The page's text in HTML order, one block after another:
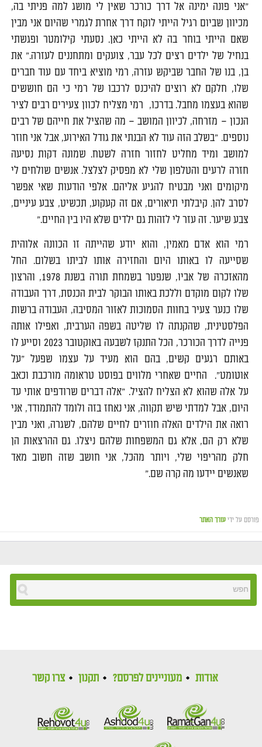
"אני פונה ימינה אל דרך כורכר שאין לי מושג למה פניתי בה,
מכיוון שביום רגיל הייתי לוקח דרך אחרת לגמרי שהיום אני מבין
שאם הייתי בוחר בה לא הייתי כאן. נסעתי קילומטר ופגשתי
בנחיל של ילדים רצים לכל עבר, צועקים ומתחננים לעזרה." את
בן, בנו של החבר שביקש עזרה, רמי מוציא ביחד עם עוד חברים
שלו, חלקם לא רוצים להיכנס לרכבו של רמי כי הם חוששים
שהוא בעצמו מחבל. בדרכו, רמי מצליח לכוון צעירים רבים לציר
הנכון – מזרחה, לכיוון המושב – מה שהציל את חייהם של רבים
נוספים. "בשלב הזה עוד לא הבנתי את גודל האירוע, אבל אני חוזר
למושב ומיד מחליט לחזור חזרה לשטח. שמונה דקות נסיעה
חזרה לרעים והטלפון שלי לא מפסיק לצלצל. אנשים שולחים לי
מיקומים ואני מבטיח להגיע אליהם. אלפי הודעות שאי אפשר
לסרב להן. קיבלתי תיאורים, אם זה קעקוע, תכשיט, צבע עיניים,
צבע שיער. זה עזר לי לזהות גם ילדים שלא היו בין החיים."
רמי הוא אדם מאמין, והוא יודע שהייתה זו הכוונה אלוהית
שסייעה לו באותו היום והחזירה אותו לביתו בשלום. החל
מהאזכרה של אביו, שנפטר בשמחת תורה בשנת 1978, והרצון
שלו לקום מוקדם וללכת באותו הבוקר לבית הכנסת, דרך העבודה
שלו כנער צעיר בחוות הסמוכות לאזור המסיבה, העבודה ברשות
הפלסטינית, שהקנתה לו שליטה בשפה הערבית, ואפילו אותה
פנייה לדרך הכורכר, הכל התנקז לשבעה באוקטובר 2023 וסייע לו
באותם רגעים קשים, בהם הוא מעיד על עצמו שפעל "על
אוטומט". החיים שאחרי מלווים בפוסט טראומה מורכבת וכאב
על אלה שהוא לא הצליח להציל. "אלה דברים שרודפים אותי עד
היום, אבל למדתי שיש תקווה, אני נאחז בזה ולומד להתמודד, אני
רואה את הילדים האלה חוזרים לחיים שלהם, לשגרה, ואני מבין
שלא רק הם, אלא גם המשפחות שלהם ניצלו. גם ההרצאות הן
חלק מהריפוי שלי, ויותר מהכל, אני חושב שזה חשוב מאד
שאנשים יידעו מה קרה שם."
פורסם על ידי עורך האתר
אודות מעוניינים לפרסם? תקנון צרו קשר